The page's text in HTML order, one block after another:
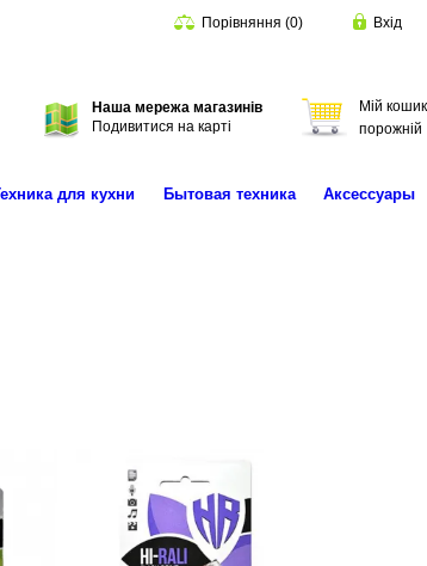
Порівняння (0) Вхід
Наша мережа магазинів
Подивитися на карті
Мій кошик
порожній
для кухни Бытовая техника Аксессуары